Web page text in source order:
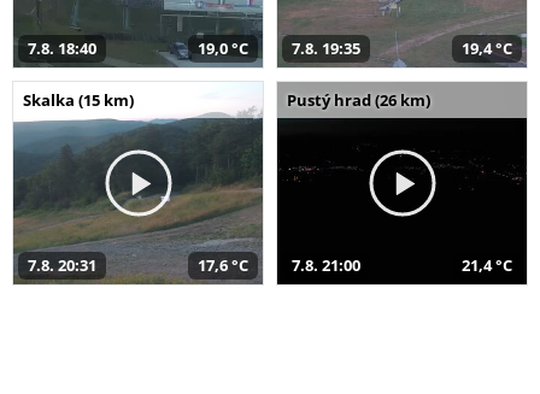
7.8. 18:40 19,0 °C 7.8. 19:35 19,4 °C
Skalka (15 km)
7.8. 20:31 17,6 °C
Pustý hrad (26 km)
7.8. 21:00 21,4 °C